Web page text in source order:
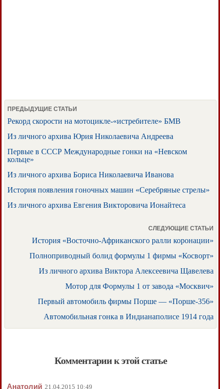
ПРЕДЫДУЩИЕ СТАТЬИ
Рекорд скорости на мотоцикле-«истребителе» БМВ
Из личного архива Юрия Николаевича Андреева
Первые в СССР Международные гонки на «Невском
кольце»
Из личного архива Бориса Николаевича Иванова
История появления гоночных машин «Серебряные стрелы»
Из личного архива Евгения Викторовича Ионайтеса
СЛЕДУЮЩИЕ СТАТЬИ
История «Восточно-Африканского ралли коронации»
Полноприводный болид формулы 1 фирмы «Косворт»
Из личного архива Виктора Алексеевича Щавелева
Мотор для Формулы 1 от завода «Москвич»
Первый автомобиль фирмы Порше — «Порше-356»
Автомобильная гонка в Индианаполисе 1914 года
Комментарии к этой статье
Анатолий 21.04.2015 10:49